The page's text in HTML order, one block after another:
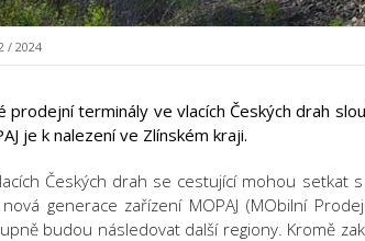
/ 2024
prodejní terminály ve vlacích Českých drah
je k nalezení ve Zlínském kraji.
Českých drah se cestující mohou setkat
generace zařízení MOPAJ (MObilní
budou následovat další regiony. Kromě